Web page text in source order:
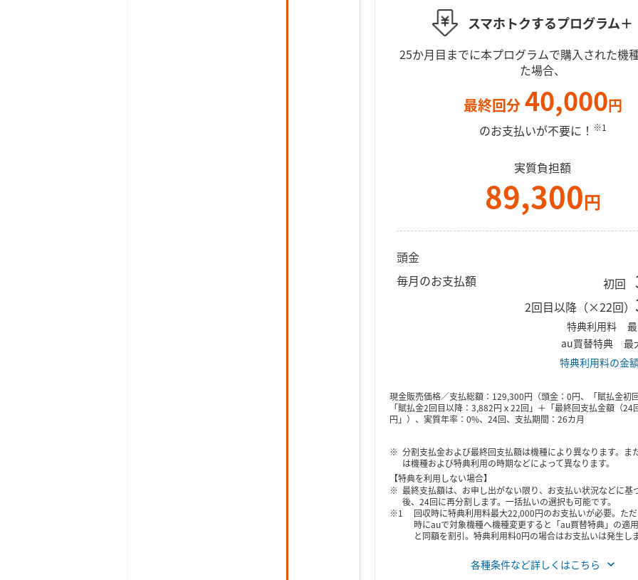
スマホトクするプログラム＋
25か月目までに本プログラムで購入された機
た場合、
最終回分 40,000円
のお支払いが不要に！ ※1
実質負担額
89,300円
頭金
毎月のお支払額
初回
2回目以降（×22回）
特典利用料
au買替特典
最
特典利用料の金
現金販売価格／支払総額：129,300円（頭金：0円、「賦払金初
「賦払金2回目以降：3,882円ｘ22回」＋「最終回支払金額（24
円」）、実質年率：0%、24回、支払期間：26カ月
分割支払金および最終回支払額は機種により異なります。ま
は機種および特典利用の時期などによって異なります。
【特典を利用しない場合】
最終支払額は、お申し出がない限り、お支払い状況などに基
後、24回に再分割します。一括払いの選択も可能です。
回収時に特典利用料最大22,000円のお支払いが必要。た
時にauで対象機種へ機種変更すると「au買替特典」の適
と同額を割引。特典利用料0円の場合はお支払いは発生し
各種条件など詳しくはこちら